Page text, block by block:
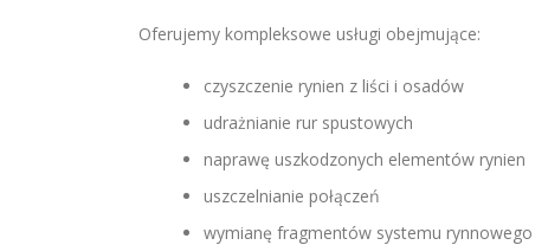
Oferujemy kompleksowe usługi obejmujące:
czyszczenie rynien z liści i osadów
udrażnianie rur spustowych
naprawę uszkodzonych elementów rynien
uszczelnianie połączeń
wymianę fragmentów systemu rynnowego